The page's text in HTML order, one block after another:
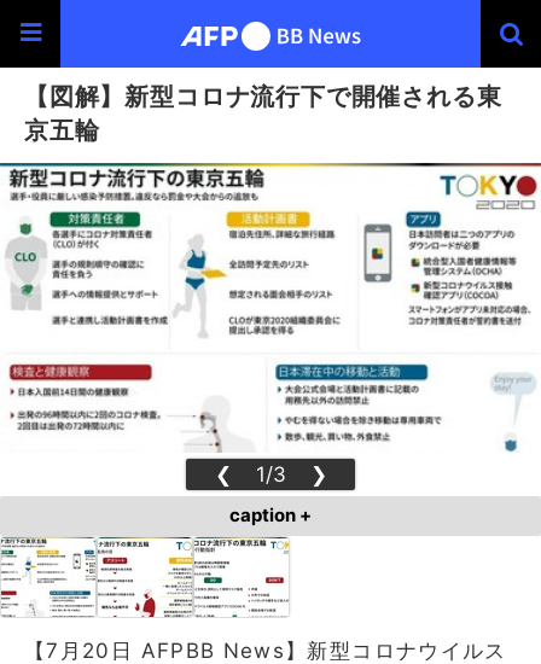
【図解】新型コロナ流行下で開催される東
京五輪
❮ 1/3 ❯
caption +
【7月20日 AFPBB News】新型コロナウイルス